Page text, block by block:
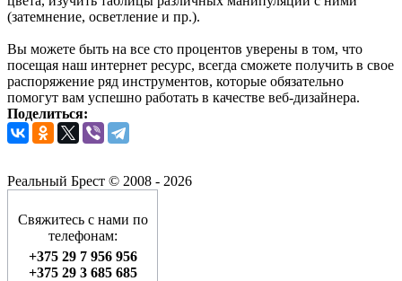
(затемнение, осветление и пр.).
Вы можете быть на все сто процентов уверены в том, что
посещая наш интернет ресурс, всегда сможете получить в свое
распоряжение ряд инструментов, которые обязательно
помогут вам успешно работать в качестве веб-дизайнера.
Поделиться:
Реальный Брест © 2008 - 2026
Свяжитесь с нами по
телефонам:
+375 29 7 956 956
+375 29 3 685 685